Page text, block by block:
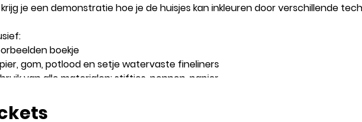
je een demonstratie hoe je de huisjes kan inkleuren door verschillende
boekje
gom, potlood en setje watervaste fineliners
van alle materialen: stiftjes, pennen, papier,...
inkleuren